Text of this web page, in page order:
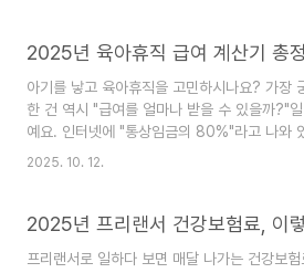
드릴게요!왜 퇴사 "전"에 준비해야 할까요?이
청하면 되지"라고 생각하시는데, 사실 퇴사 후
회사가 협조해줄 의무가 약하거든요. 재직 중
인사팀에 요청할 권리가 명확하지만, 퇴사 후
"전 직원"이라 우선순위가 밀려요.게다가 담당
래서 퇴..
아기를 낳고 육아휴직을 고민하시나요? 가장
한 건 역시 "급여를 얼마나 받을 수 있을까?"일
예요. 인터넷에 "통상임금의 80%"라고 나와
데, 실제로 계산해보면 생각보다 적게 나오는 경
수령액을 자세히 알려드릴게요!2025년 육아휴
라진 점은 두 가지예요:매월 전액 즉시 지급: 예
2025. 10. 12.
프리랜서로 일하다 보면 매달 나가는 건강보험